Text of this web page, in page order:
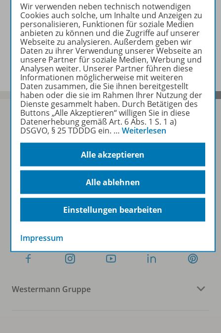
Mehr Informationen
Zum Newsletter anmelden
Folgen Sie uns auf Social Media
Westermann Gruppe
Wir verwenden neben technisch notwendigen
Cookies auch solche, um Inhalte und Anzeigen zu
personalisieren, Funktionen für soziale Medien
anbieten zu können und die Zugriffe auf unserer
Webseite zu analysieren. Außerdem geben wir
Daten zu ihrer Verwendung unserer Webseite an
unsere Partner für soziale Medien, Werbung und
Analysen weiter. Unserer Partner führen diese
Informationen möglicherweise mit weiteren
Daten zusammen, die Sie ihnen bereitgestellt
haben oder die sie im Rahmen Ihrer Nutzung der
Dienste gesammelt haben. Durch Betätigen des
Buttons „Alle Akzeptieren“ willigen Sie in diese
Datenerhebung gemäß Art. 6 Abs. 1 S. 1 a)
DSGVO, § 25 TDDDG ein. … Weiterlesen
Alle akzeptieren
Alle ablehnen
Einstellungen bearbeiten
Impressum